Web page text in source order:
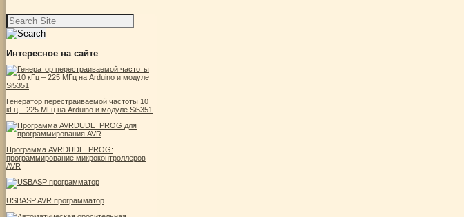
Найти:
Интересное на сайте
Генератор перестраиваемой частоты 10
кГц – 225 МГц на Arduino и модуле Si5351
Программа AVRDUDE_PROG:
программирование микроконтроллеров
AVR
USBASP AVR программатор